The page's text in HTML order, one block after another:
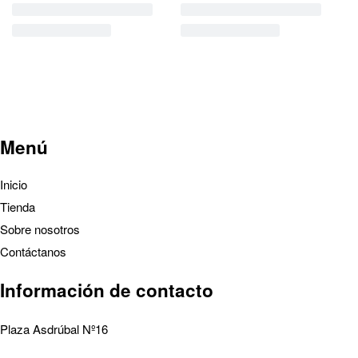
Menú
Inicio
Tienda
Sobre nosotros
Contáctanos
Información de contacto
Plaza Asdrúbal Nº16